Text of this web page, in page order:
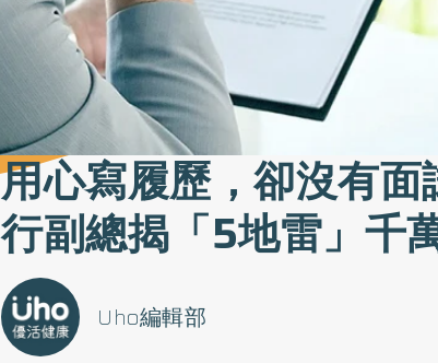
用心寫履歷，卻沒有
行副總揭「5地雷」千
Uho編輯部